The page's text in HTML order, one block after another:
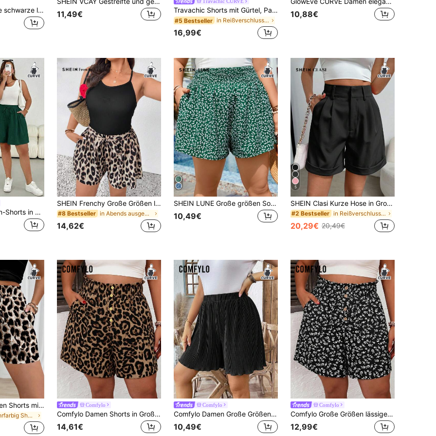
Freevana Bequeme schwarze lässige Damen-Hose in Große Größen mit Kordelzug, einfarbig, geeignet für Strandurlaub, Flughafen-Lässig, Sommerreisen und andere Anlässe, schwarze lässige Hose für den Sommer 11,49€ Travachic Shorts mit Gürtel, Papiertasche-Taille,
#5 Bestseller in Reißverschluss Shorts in Übergröße
16,99€
10,88€
Shapeblank Damen-Shorts in großen Größen für Frühling und Sommer, lässig, locker und bequem, vielseitige Basic-Alltags-Shorts mit elastischem Bund, schlichter Stil, zum Ausgehen, europäischer Sommer, Flughafen, Boho, Urlaub, Curve-Shorts, Old-Money-Stil, bequeme fließende Shorts
SHEIN Frenchy Große Größen lässige einfache Leoparden Muster Shorts, Sommer
#8 Bestseller in Abends ausgehen Shorts in Übergröße
14,62€
SHEIN LUNE Große größen Sommer Blümchen Muster Shorts mit schräger Tasche
10,49€
5
SHEIN Clasi Kurze Hose in Große Größen mit hoher Taille und einfarbig
#2 Bestseller in Reißverschluss Shorts in Übergröße
20,29€ 20,49€
EMERY ROSE Damen Shorts mit Leopardenmuster in Große Größen, bequem für den Urlaub
in Mehrfarbig Shorts in Übergröße
Comfylo
Comfylo Damen Shorts in Großen Größen mit Leopardenmuster, Lässig und Vielseitig, mit Taschen und Knopfleiste vorne
14,61€
Comfylo
Comfylo Damen Große Größen Einfarbige Weite Beine Lässige Lockere Shorts Schwarze Shorts Weite Beine Shorts Elastischer Bund Shorts Schwarze Shorts Lässige Shorts Elastischer Bund Shorts, Damen Herbstkleidung
10,49€
Comfylo
Comfylo Große Größen lässige Shorts mit Blümchenmuster für den Urlaub
12,99€